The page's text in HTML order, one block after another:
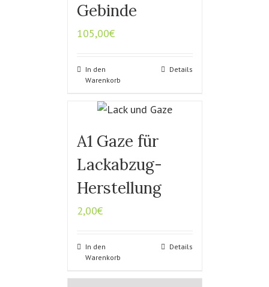
Gebinde
105,00€
In den
Warenkorb
Details
A1 Gaze für
Lackabzug-
Herstellung
2,00€
In den
Warenkorb
Details